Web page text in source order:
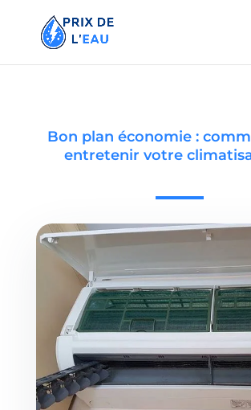
Bon plan économie :
entretenir votre